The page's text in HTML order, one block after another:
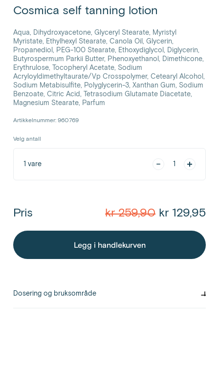
Cosmica self tanning lotion
Aqua, Dihydroxyacetone, Glyceryl Stearate, Myristyl
Myristate, Ethylhexyl Stearate, Canola Oil, Glycerin,
Propanediol, PEG-100 Stearate, Ethoxydiglycol, Diglycerin,
Butyrospermum Parkii Butter, Phenoxyethanol, Dimethicone,
Erythrulose, Tocopheryl Acetate, Sodium
Acryloyldimethyltaurate/Vp Crosspolymer, Cetearyl Alcohol,
Sodium Metabisulfite, Polyglycerin-3, Xanthan Gum, Sodium
Benzoate, Citric Acid, Tetrasodium Glutamate Diacetate,
Magnesium Stearate, Parfum
Artikkelnummer: 960769
Velg antall
vare
Pris kr 259,90kr 129,95
Legg i handlekurven
Dosering og bruksområde